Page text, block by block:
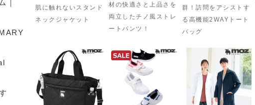
｜
肌に触れないスタンド
ネックジャケット
材の快適さと上品さを
両立したチノ風ストレ
ートパンツ！
群！訪問をアシストす
る高機能2WAYトート
バッグ